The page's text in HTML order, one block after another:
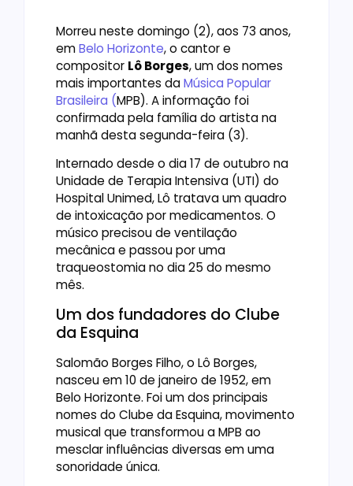
Morreu neste domingo (2), aos 73 anos,
emBelo Horizonte, o cantor e
compositor Lô Borges, um dos nomes
mais importantes daMúsica Popular
Brasileira (MPB). A informação foi
confirmada pela família do artista na
manhã desta segunda-feira (3).
Internado desde o dia 17 de outubro na
Unidade de Terapia Intensiva (UTI) do
Hospital Unimed, Lô tratava um quadro
de intoxicação por medicamentos. O
músico precisou de ventilação
mecânica e passou por uma
traqueostomia no dia 25 do mesmo
mês.
Um dos fundadores do Clube
da Esquina
Salomão Borges Filho, o Lô Borges,
nasceu em 10 de janeiro de 1952, em
Belo Horizonte. Foi um dos principais
nomes do Clube da Esquina, movimento
musical que transformou a MPB ao
mesclar influências diversas em uma
sonoridade única.